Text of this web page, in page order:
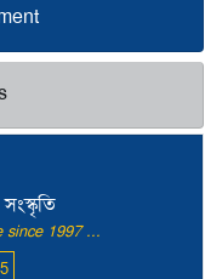
since 1997 ...